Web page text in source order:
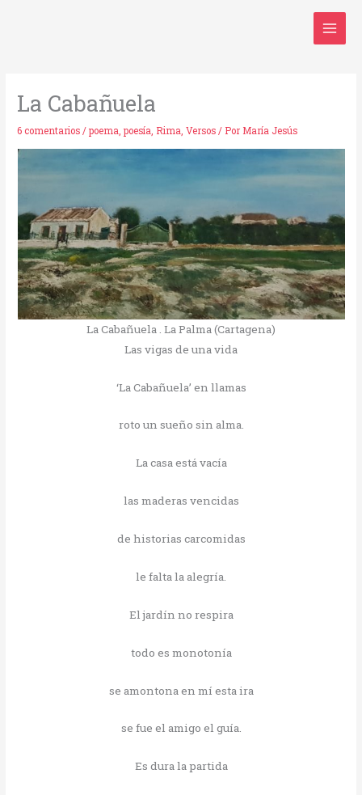
La Cabañuela
6 comentarios /poema,poesía, Rima,Versos / Por María Jesús
La Cabañuela . La Palma (Cartagena)
Las vigas de una vida
‘La Cabañuela’ en llamas
roto un sueño sin alma.
La casa está vacía
las maderas vencidas
de historias carcomidas
le falta la alegría.
El jardín no respira
todo es monotonía
se amontona en mí esta ira
se fue el amigo el guía.
Es dura la partida